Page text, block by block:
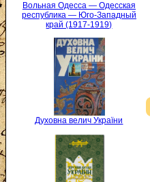
Вольная Одесса — Одесская
республика — Юго-Западный
край (1917-1919)
Духовна велич України